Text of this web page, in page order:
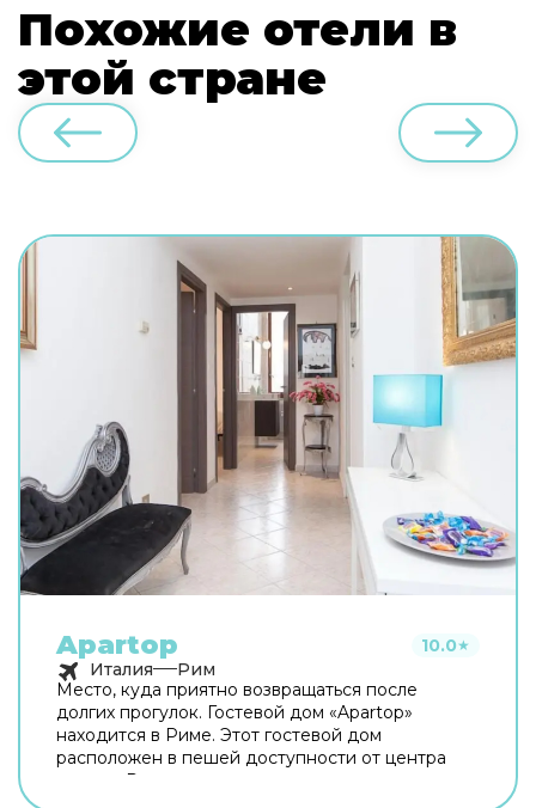
Похожие отели в
этой стране
Apartop 10.0★
Италия
Рим
Место, куда приятно возвращаться после
долгих прогулок. Гостевой дом «Apartop»
находится в Риме. Этот гостевой дом
расположен в пешей доступности от центра
города. Рядом с гостевым домом можно